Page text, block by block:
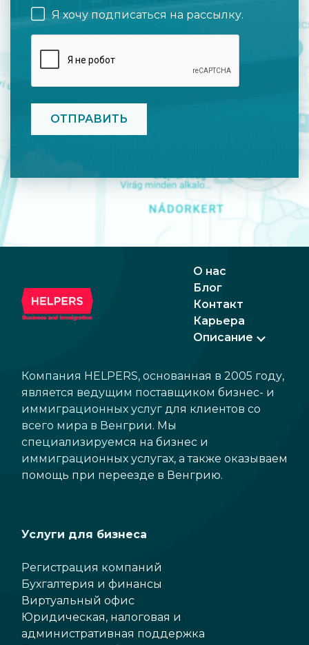
Я хочу подписаться на рассылку.
CAPTCHA
О нас
Блог
Контакт
Карьера
Описание
Компания HELPERS, основанная в 2005 году,
является ведущим поставщиком бизнес- и
иммиграционных услуг для клиентов со
всего мира в Венгрии. Мы
специализируемся на бизнес и
иммиграционных услугах, а также оказываем
помощь при переезде в Венгрию.
Услуги для бизнеса
Регистрация компаний
Бухгалтерия и финансы
Виртуальный офис
Юридическая, налоговая и
административная поддержка